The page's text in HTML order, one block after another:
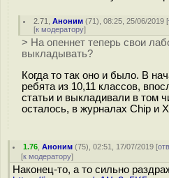
2.71 ,Аноним (71), 08:25, 25/06/2019 [
[к модератору]
> На опеннет теперь свои
выкладывать?
Когда то так оно и было. В
ребята из 10,11 классов,
статьи и выкладивали в том
осталось, в журналах Chip и
1.76 ,Аноним (75), 02:51, 17/07/2019 [
[к модератору]
Наконец-то, а то сильно